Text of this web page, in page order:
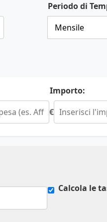
Periodo di
Importo:
€
Calcola le